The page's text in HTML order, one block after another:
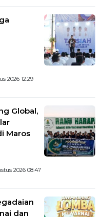
2026 12:29
Global,
Maros
2026 08:47
dan